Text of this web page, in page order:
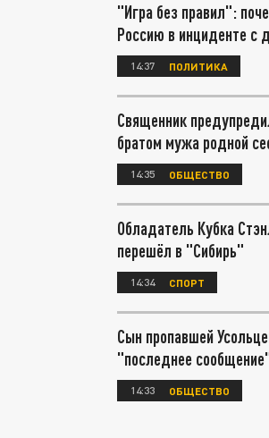
"Игра без правил":
Россию в инциденте с
14:37 ПОЛИТИКА
Священник
братом мужа родной
14:35 ОБЩЕСТВО
Обладатель Кубка
перешёл в "Сибирь"
14:34 СПОРТ
Сын пропавшей
"последнее
14:33 ОБЩЕСТВО